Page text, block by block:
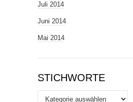
Juli 2014
Juni 2014
Mai 2014
STICHWORTE
Stichworte